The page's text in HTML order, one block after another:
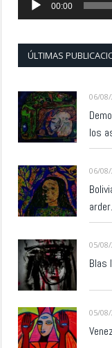
00:00
ÚLTIMAS
06/
los
06/
05/
Blas
05/